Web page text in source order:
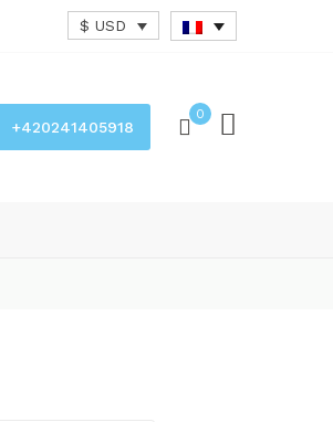
$ USD
+420241405918
0